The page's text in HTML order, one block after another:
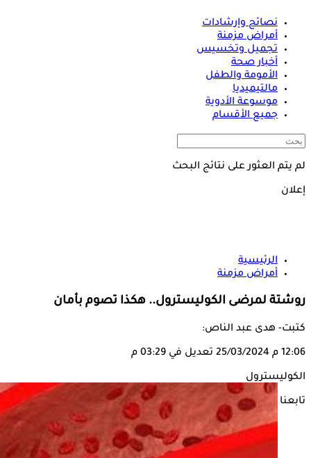
نصائح وإرشادات
أمراض مزمنة
تجميل وتخسيس
أخبار صحة
الأمومة والطفل
مالتيميديا
موسوعة الأدوية
جميع الأقسام
لم يتم العثور على نتائج البحث
إعلان
الرئيسية
أمراض مزمنة
روشتة لمرضى الكوليسترول.. هكذا تصوم بأمان
كتبت- هدى عبد الناص:
12:06 م 25/03/2024 تعديل في 03:29 م
الكوليسترول
تابعنا على